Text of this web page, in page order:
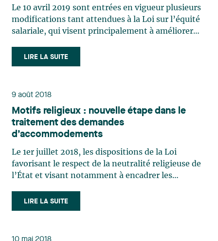
Le 10 avril 2019 sont entrées en vigueur plusieurs
modifications tant attendues à la Loi sur l’équité
salariale, qui visent principalement à améliorer
modifications font suite à l'arrêt rendu par la Cour
suprême du Canada (« CSC ») l’an dernier1. (…)
LIRE LA SUITE
9 août 2018
Motifs religieux : nouvelle étape dans le
traitement des demandes
d’accommodements
Le 1er juillet 2018, les dispositions de la Loi
favorisant le respect de la neutralité religieuse de
l’État et visant notamment à encadrer les
religieux dans certains organismes, RLRQ, c. R-
26.2.01 (« la Loi »), sont entrées en vigueur. Cette
LIRE LA SUITE